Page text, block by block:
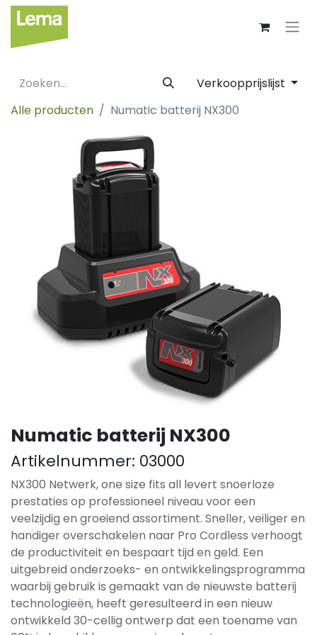
Verkoopprijslijst
Alle producten
Numatic batterij NX300
Numatic batterij NX300
Artikelnummer: 03000
NX300 Netwerk, one size fits all levert snoerloze
prestaties op professioneel niveau voor een
veelzijdig en groeiend assortiment. Sneller, veiliger en
handiger overschakelen naar Pro Cordless verhoogt
de productiviteit en bespaart tijd en geld. Een
uitgebreid onderzoeks- en ontwikkelingsprogramma
waarbij gebruik is gemaakt van de nieuwste batterij
technologieën, heeft geresulteerd in een nieuw
ontwikkeld 30-cellig ontwerp dat een toename van